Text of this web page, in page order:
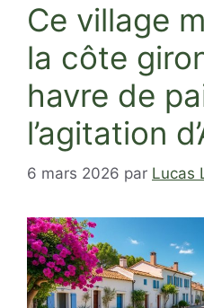
Ce village
la côte
havre de
l’agitation
6 mars 2026 par Lucas